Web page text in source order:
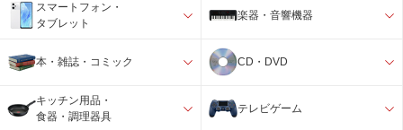
スマートフォン・
タブレット
楽器・音響機器
本・雑誌・コミック CD・DVD
キッチン用品・
食器・調理器具
テレビゲーム